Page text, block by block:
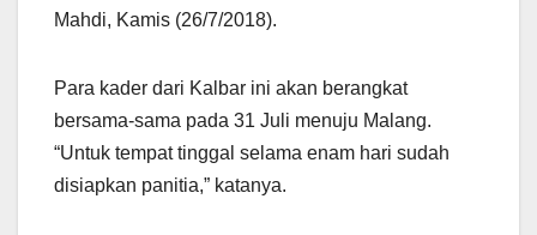
Mahdi, Kamis (26/7/2018).
Para kader dari Kalbar ini akan berangkat
bersama-sama pada 31 Juli menuju Malang.
“Untuk tempat tinggal selama enam hari sudah
disiapkan panitia,” katanya.